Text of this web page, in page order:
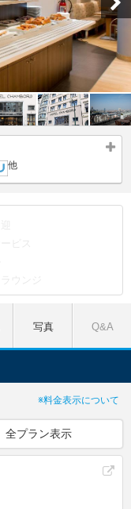
他
写真 Q&A
※料金表示について
全プラン表示